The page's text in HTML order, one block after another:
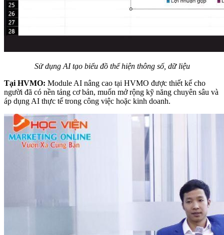
Sử dụng AI tạo biểu đồ thể hiện thông số, dữ liệu
Tại HVMO: Module AI nâng cao tại HVMO được thiết kế cho
người đã có nền tảng cơ bản, muốn mở rộng kỹ năng chuyên sâu và
áp dụng AI thực tế trong công việc hoặc kinh doanh.